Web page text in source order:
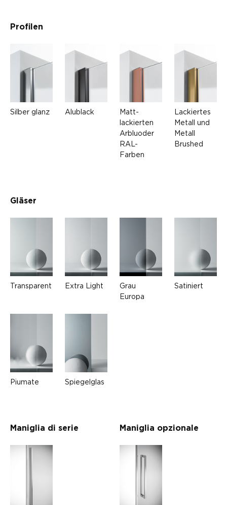
Profilen
Silber glanz Alublack
Matt-
lackierten
Arbluoder
RAL-
Farben
Lackiertes
Metall und
Metall
Brushed
Gläser
Transparent Extra Light
Grau
Europa
Satiniert
Piumate Spiegelglas
Maniglia di serie Maniglia opzionale